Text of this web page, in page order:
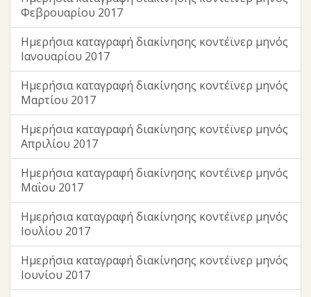
Φεβρουαρίου 2017
Ημερήσια καταγραφή διακίνησης κοντέϊνερ μηνός
Ιανουαρίου 2017
Ημερήσια καταγραφή διακίνησης κοντέϊνερ μηνός
Μαρτίου 2017
Ημερήσια καταγραφή διακίνησης κοντέϊνερ μηνός
Απριλίου 2017
Ημερήσια καταγραφή διακίνησης κοντέϊνερ μηνός
Μαΐου 2017
Ημερήσια καταγραφή διακίνησης κοντέϊνερ μηνός
Ιουλίου 2017
Ημερήσια καταγραφή διακίνησης κοντέϊνερ μηνός
Ιουνίου 2017